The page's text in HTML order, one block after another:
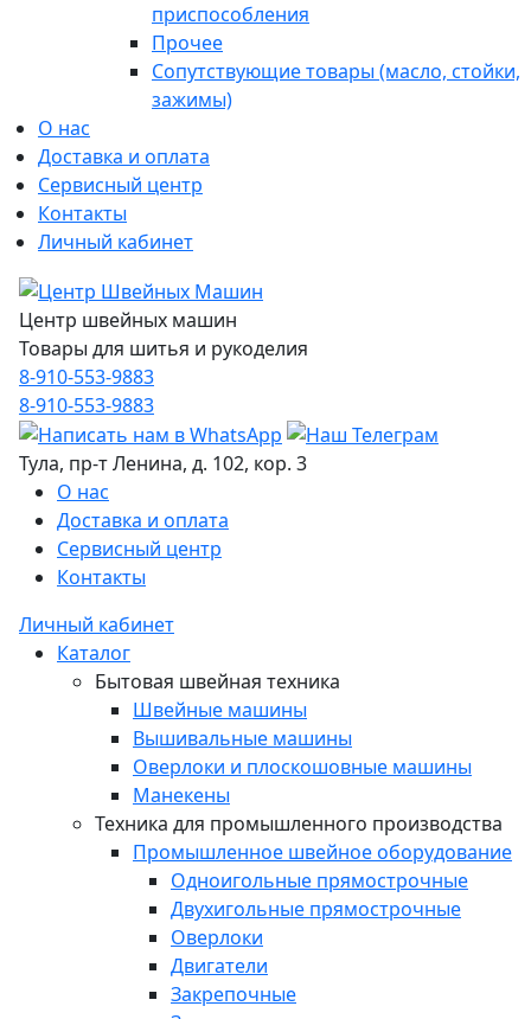
приспособления
Прочее
Сопутствующие товары (масло, стойки,
зажимы)
О нас
Доставка и оплата
Сервисный центр
Контакты
Личный кабинет
Центр швейных машин
Товары для шитья и рукоделия
8-910-553-9883
8-910-553-9883
Тула, пр-т Ленина, д. 102, кор. 3
О нас
Доставка и оплата
Сервисный центр
Контакты
Личный кабинет
Каталог
Бытовая швейная техника
Швейные машины
Вышивальные машины
Оверлоки и плоскошовные машины
Манекены
Техника для промышленного производства
Промышленное швейное оборудование
Одноигольные прямострочные
Двухигольные прямострочные
Оверлоки
Двигатели
Закрепочные